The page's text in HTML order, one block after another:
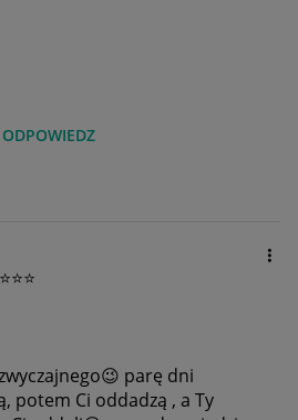
ODPOWIEDZ
😉 parę dni
potem Ci oddadzą , a Ty